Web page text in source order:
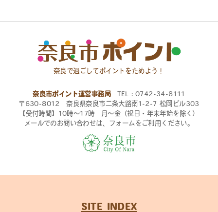
奈良で過ごしてポイントをためよう！
奈良市ポイント運営事務局 TEL：0742-34-8111
〒630-8012 奈良県奈良市二条大路南1-2-7 松岡ビル303
【受付時間】10時〜17時 月〜金（祝日・年末年始を除く）
メールでのお問い合わせは、フォームをご利用ください。
SITE INDEX